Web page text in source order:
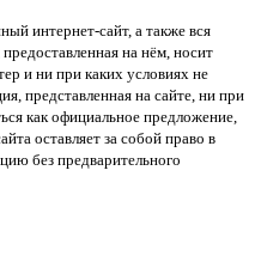
интернет-сайт, а также вся
на нём, носит
и ни при каких условиях не
представленная на сайте, ни при
как официальное предложение,
оставляет за собой право в
без предварительного